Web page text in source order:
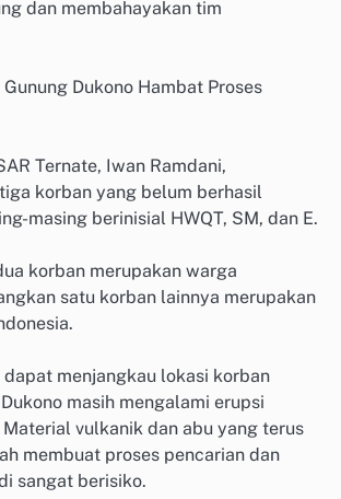
dan membahayakan tim
Dukono Hambat Proses
Ternate, Iwan Ramdani,
korban yang belum berhasil
masing berinisial HWQT, SM, dan E.
korban merupakan warga
satu korban lainnya merupakan
dapat menjangkau lokasi korban
masih mengalami erupsi
vulkanik dan abu yang terus
membuat proses pencarian dan
sangat berisiko.